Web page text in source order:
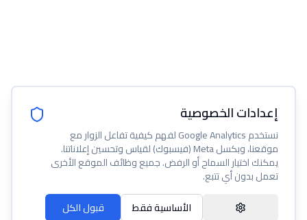
إعدادات الخصوصية
نستخدم Google Analytics لفهم كيفية تفاعل الزوار مع
موقعنا، وبكسل Meta (فيسبوك) لقياس وتحسين إعلاناتنا.
يمكنك اختيار السماح أو الرفض. جميع وظائف الموقع الأخرى
تعمل بدون أي تتبع.
قبول الكل
الأساسية فقط